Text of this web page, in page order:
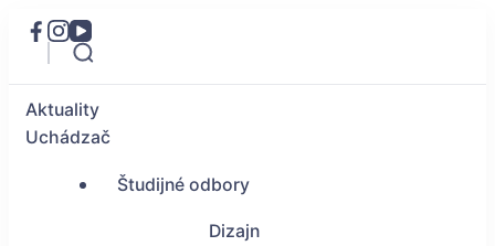
Aktuality
Uchádzač
Študijné odbory
Dizajn